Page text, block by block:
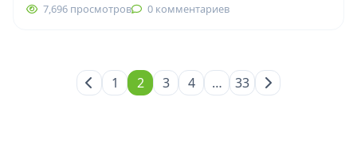
7,696 просмотров 0 комментариев
1 2 3 4 … 33